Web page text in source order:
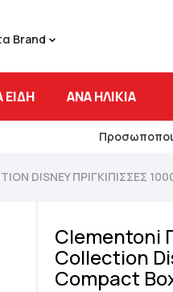
Brand
ΕΊΔΗ ΑΝΆ ΗΛΙΚΊΑ
DISNEY ΠΡΙΓΚΊΠΙΣΣΕΣ
Clementoni
Collection
Compact